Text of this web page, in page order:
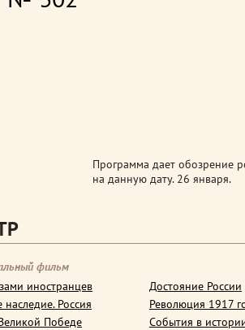
Программа дает обозрение
на данную дату. 26 января.
фильм
иностранцев
Россия
Победе
Достояние России
Революция 1917
События в